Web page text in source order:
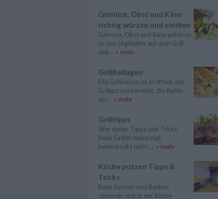
Gemüse, Obst und Käse
richtig würzen und einölen
Gemüse, Obst und Käse gehören
zu den Highlights auf dem Grill:
deli... » mehr
Grillbeilagen
Die Grillsaison ist eröffnet, das
Grillgut vorbereitet, die Kohle
ein... » mehr
Grilltipps
Wer einige Tipps und Tricks
beim Grillen beherzigt,
beeindruckt nicht ... » mehr
Küche putzen Tipps &
Tricks
Beim Kochen und Backen
sammeln sich in der Küche